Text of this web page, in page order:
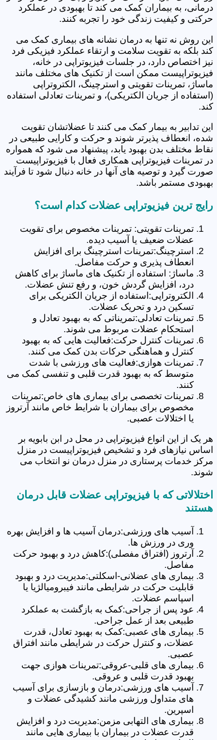
درمانی، به بیماران کمک می کند تا بهبودی در عملکرد
حرکتی و کیفیت زندگی خود را تجربه کنند.
این روش نه تنها به درمان نشانه های بیماری کمک می
کند بلکه به تقویت سلامت و ارتقاء عملکرد فیزیکی فرد
نیز اختصاص دارد، در جلسات فیزیوتراپی در خانه،
فیزیوتراپیست ممکن است از تکنیک های مختلف مانند
ماساژ، تمرینات تقویتی و استرچینگ، الکتروتراپی
(استفاده از جریان الکتریکی)، و تمرینات تعادلی استفاده
کند.
این تدابیر به بیمار کمک می کنند تا عضلاتشان تقویت
شده، انعطاف پذیرتر شوند و حرکت و کارایی طبیعی در
نقاط مختلف بدن بهبود یابد، پیشنهاد می شود که همواره
در تمرینات فیزیوتراپی همکاری فعال با فیزیوتراپیست
صورت گیرد و توصیه های آنها در خانه دنبال شود تا فرآیند
بهبودی مستمر باشد.
رایج ترین فیزیوتراپی عضلات کدام است؟
تمرینات تقویتی: تمرینات مخصوص برای تقویت
عضلات ضعیف یا آسیب دیده.
استرچینگ:تمرینات استرچینگ برای افزایش
انعطاف پذیری و حرکت مفاصل.
ماساژ: استفاده از تکنیک های ماساژ برای کاهش
درد، افزایش گردش خون، و رفع تنش عضلات.
الکتروتراپی:استفاده از جریان الکتریکی برای
تسکین درد و تحریک عضلات.
تمرینات تعادلی:تمریناتی که به بهبود تعادل و
استحکام عضلات مربوط می شوند.
تمرینات کنترل حرکت:فعالیت هایی که به بهبود
کنترل و هماهنگی حرکات بدن کمک می کنند.
تمرینات هوازی:فعالیت های ورزشی با شدت
متوسط که به بهبود قدرت قلبی و تنفسی کمک می
کنند.
تمرینات تخصصی برای بیماری های خاص:تمرینات
مخصوص برای بیماران با شرایط خاص مانند آرتروز
یا اختلالات عصبی.
هر یک از این انواع فیزیوتراپی در محل در ابن بابویه بر
اساس نیازهای فرد و تشخیص فیزیوتراپیست در منزل
مرکز خدمات پرستاری در منزل درمان نو انتخاب می
شوند.
اختلالاتی که با فیزیوتراپی عضلات قابل درمان
هستند
آسیب های ورزشی:درمان آسیب ها و افزایش بهره
وری در ورزش ها.
آرتروز (افتراق مفصلی):کاهش درد و بهبود حرکت
مفاصل.
بیماری های عضلانی-اسکلتی:مدیریت درد و بهبود
قابلیت حرکت در شرایطی مانند فیبرومیالژیا یا
اسپاسم عضلات.
عود پس از جراحی:کمک به بازگشت به عملکرد
طبیعی بعد از عمل جراحی.
بیماری های عصبی:کمک به بهبود تعادل، قدرت
عضلات، و کنترل حرکت در شرایطی مانند افتراق
عصبی.
بیماری های قلبی-عروقی:تمرینات هوازی جهت
بهبود قدرت قلبی و عروقی.
آسیب های ورزشی:درمان و بازسازی برای آسیب
های متداول ورزشی مانند کشیدگی عضلات و
اسپرین.
بیماری های التهابی مزمن:مدیریت درد و افزایش
قدرت عضلات در بیماران با بیماری هایی مانند